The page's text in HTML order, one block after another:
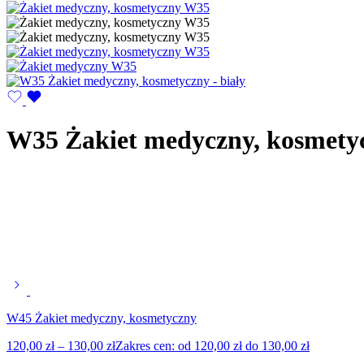
W35 Żakiet medyczny,
W45 Żakiet medyczny, kosmetyczny
120,00 zł – 130,00 złZakres cen: od 120,00 zł do 130,00 zł